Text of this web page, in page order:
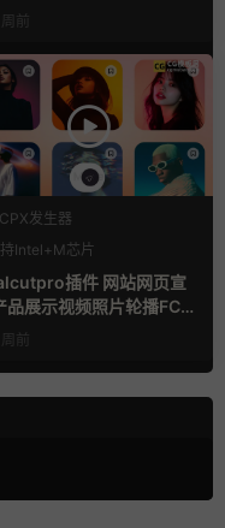
周前
发生器
Intel+M芯片
插件 网站网页宣
品展示视频照片轮播FCP
周前